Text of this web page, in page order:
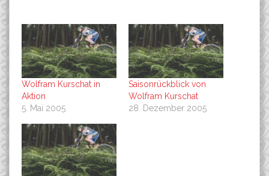
Wolfram Kurschat in
Aktion
5. Mai 2005
Saisonrückblick von
Wolfram Kurschat
28. Dezember 2005